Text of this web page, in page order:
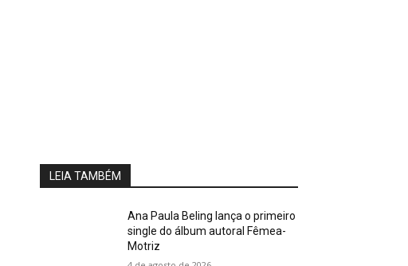
LEIA TAMBÉM
Ana Paula Beling lança o primeiro
single do álbum autoral Fêmea-
Motriz